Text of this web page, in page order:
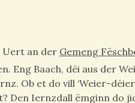
Uert an der Gemeng
Eng Baach, déi aus der
Ob et do vill ‘Weier-
Den Iernzdall ëmginn do